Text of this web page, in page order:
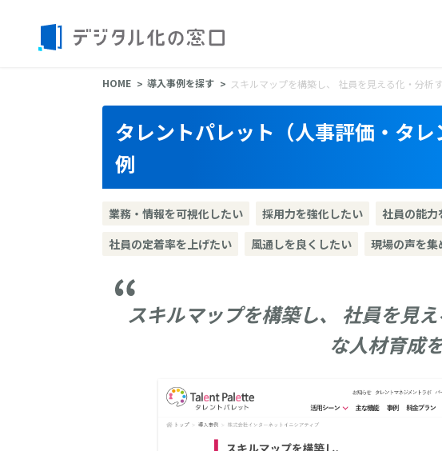
HOME 導入事例を探す スキルマップを構築し、 社員を見える化・分析
タレントパレット（人事評価・タ
例
業務・情報を可視化したい 採用力を強化したい 社員の能力
社員の定着率を上げたい
風通しを良くしたい 現場の声を集
スキルマップを構築し、 社員を見
な人材育成